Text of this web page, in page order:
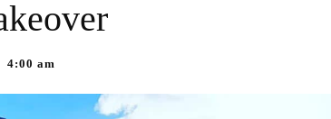
4:00 am